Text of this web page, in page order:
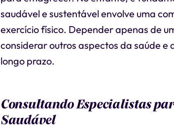
saudável e sustentável envolve uma
exercício físico. Depender apenas de
considerar outros aspectos da saúde
longo prazo.
Consultando Especialistas
Saudável